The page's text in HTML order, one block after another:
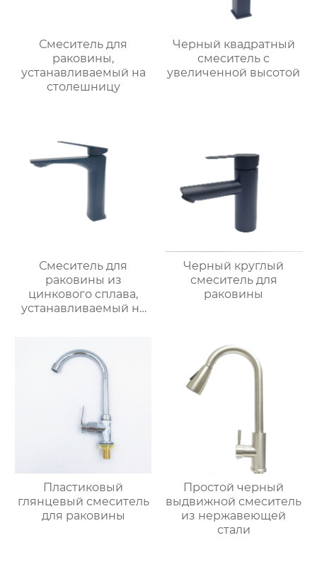
Смеситель для
раковины,
устанавливаемый на
столешницу
Черный квадратный
смеситель с
увеличенной высотой
Смеситель для
раковины из
цинкового сплава,
устанавливаемый на
Черный круглый
смеситель для
раковины
Пластиковый
глянцевый смеситель
для раковины
Простой черный
выдвижной смеситель
из нержавеющей
стали